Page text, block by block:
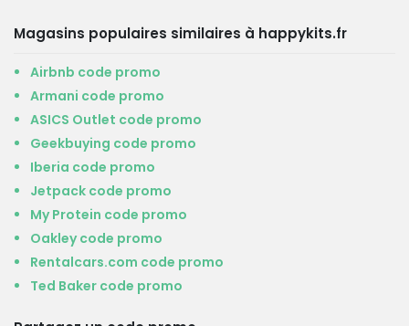
Magasins populaires similaires à happykits.fr
Airbnb code promo
Armani code promo
ASICS Outlet code promo
Geekbuying code promo
Iberia code promo
Jetpack code promo
My Protein code promo
Oakley code promo
Rentalcars.com code promo
Ted Baker code promo